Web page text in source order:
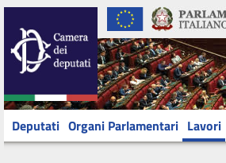
Deputati Organi Parlamentari Lavori